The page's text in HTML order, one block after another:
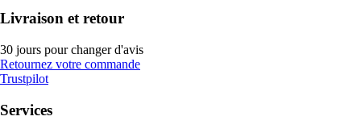
Livraison et retour
30 jours pour changer d'avis
Retournez votre commande
Trustpilot
Services